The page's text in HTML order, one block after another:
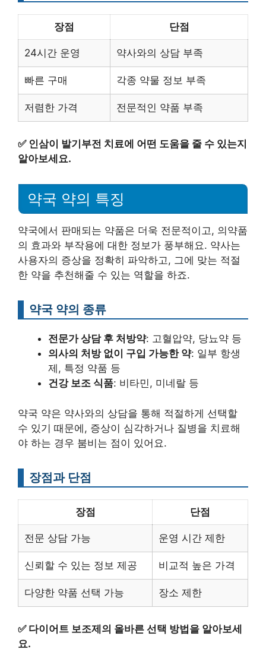
장점 단점
24시간 운영 약사와의 상담 부족
빠른 구매 각종 약물 정보 부족
저렴한 가격 전문적인 약품 부족
✅ 인삼이 발기부전 치료에 어떤 도움을 줄 수 있는지
알아보세요.
약국 약의 특징
약국에서 판매되는 약품은 더욱 전문적이고, 의약품
의 효과와 부작용에 대한 정보가 풍부해요. 약사는
사용자의 증상을 정확히 파악하고, 그에 맞는 적절
한 약을 추천해줄 수 있는 역할을 하죠.
약국 약의 종류
전문가 상담 후 처방약: 고혈압약, 당뇨약 등
의사의 처방 없이 구입 가능한 약: 일부 항생
제, 특정 약품 등
건강 보조 식품: 비타민, 미네랄 등
약국 약은 약사와의 상담을 통해 적절하게 선택할
수 있기 때문에, 증상이 심각하거나 질병을 치료해
야 하는 경우 붐비는 점이 있어요.
장점과 단점
장점 단점
전문 상담 가능 운영 시간 제한
신뢰할 수 있는 정보 제공 비교적 높은 가격
다양한 약품 선택 가능 장소 제한
✅ 다이어트 보조제의 올바른 선택 방법을 알아보세
요.